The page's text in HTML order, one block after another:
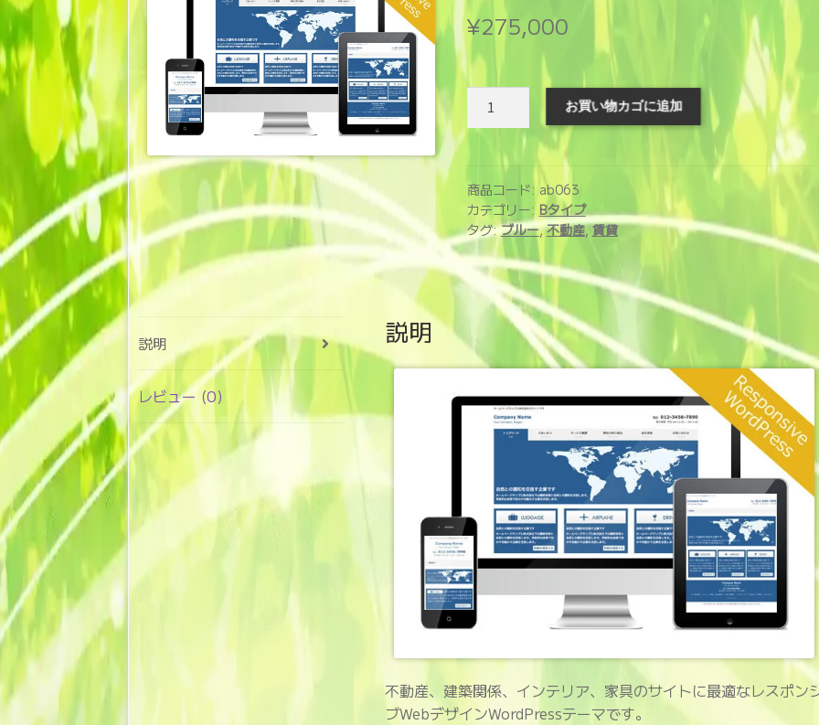
¥275,000
ー
ジ
制
作
サ
ス
(ab063)
個
お買い物カゴに追加
商品コード: ab063
カテゴリー: Bタイプ
タグ:ブルー,不動産,賃貸
説明
レビュー (0)
説明
不動産、建築関係、インテリア、家具のサイトに最適なレスポン
ブWebデザインWordPressテーマです。